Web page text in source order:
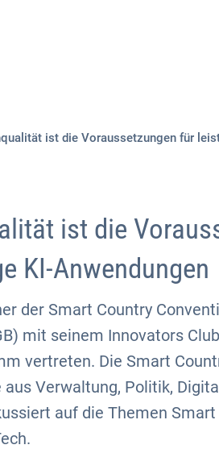
ist die Voraussetzungen für
ist die
KI-Anwendungen
der Smart Country
mit seinem Innovators
vertreten. Die Smart
aus Verwaltung, Politik,
auf die Themen